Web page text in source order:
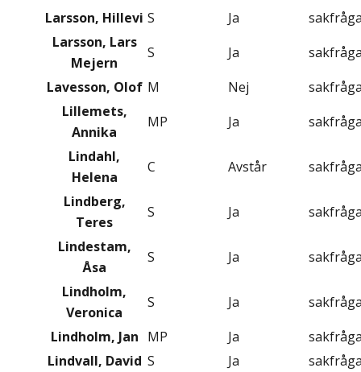
Larsson, Hillevi S Ja
Larsson, Lars
Mejern
S Ja
Lavesson, Olof M Nej
Lillemets,
Annika
MP Ja
Lindahl,
Helena
C Avstår
Lindberg,
Teres
S Ja
Lindestam,
Åsa
S Ja
Lindholm,
Veronica
S Ja
Lindholm, Jan MP Ja
Lindvall, David S Ja